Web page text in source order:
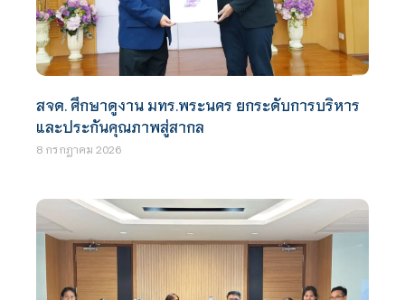
สจด. ศึกษาดูงาน มทร.พระนคร ยกระดับการบริหาร
และประกันคุณภาพสู่สากล
8 กรกฎาคม 2026